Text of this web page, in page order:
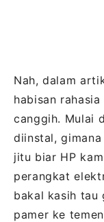
Nah, dalam
habisan
canggih. Mulai
diinstal,
jitu biar HP
perangkat
bakal kasih tau
pamer ke